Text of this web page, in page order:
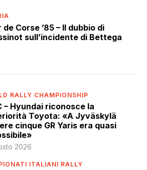
de Corse ’85 – Il dubbio di
sull’incidente di Bettega
RALLY CHAMPIONSHIP
– Hyundai riconosce la
Toyota: «A Jyväskylä
cinque GR Yaris era quasi
2026
ITALIANI RALLY